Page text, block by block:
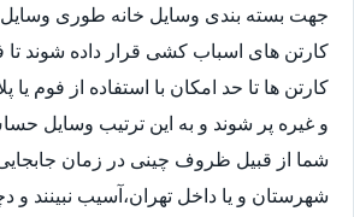
جهت بسته بندی وسایل خانه طوری
کارتن های اسباب کشی قرار داده شوند
کارتن ها تا حد امکان با استفاده از فوم یا
و غیره پر شوند و به این ترتیب وسایل
شما از قبیل ظروف چینی در زمان
شهرستان و یا داخل تهران،آسیب نبینند و